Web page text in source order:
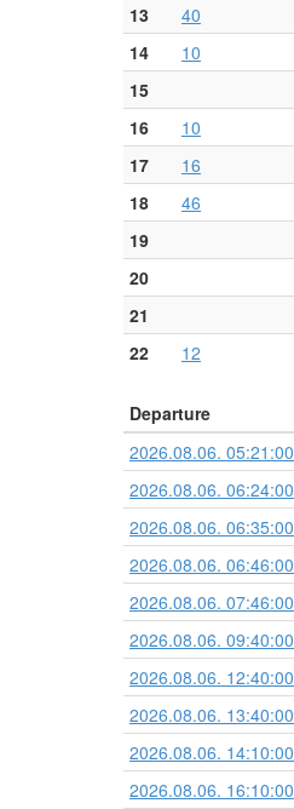
13
40
14
10
15
16
10
17
16
18
46
19
20
21
22
12
Departure
2026.08.06. 05:21:00
2026.08.06. 06:24:00
2026.08.06. 06:35:00
2026.08.06. 06:46:00
2026.08.06. 07:46:00
2026.08.06. 09:40:00
2026.08.06. 12:40:00
2026.08.06. 13:40:00
2026.08.06. 14:10:00
2026.08.06. 16:10:00